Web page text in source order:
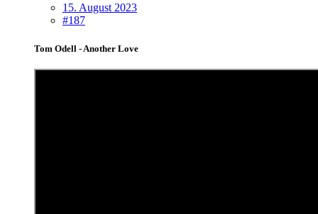
15. August 2023
#187
Tom Odell - Another Love